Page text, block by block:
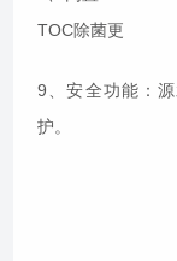
TOC除菌更
9、安全功能：
护。